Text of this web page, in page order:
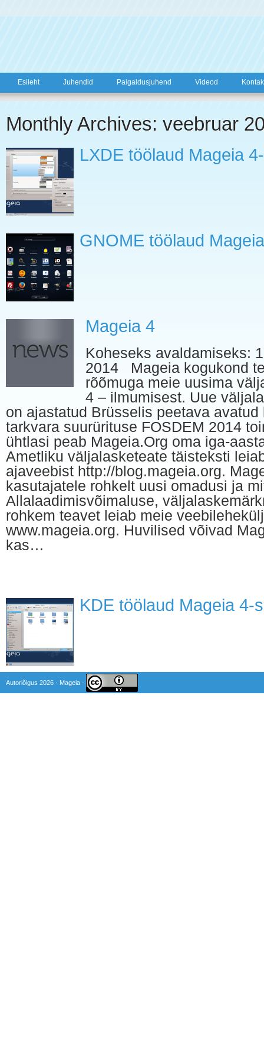
Esileht Juhendid Paigaldusjuhend Videod
Monthly Archives: veebruar
LXDE töölaud Mageia
GNOME töölaud
Mageia 4
Koheseks avaldamiseks:
2014 Mageia kogukond
rõõmuga meie uusima
4 – ilmumisest. Uue
on ajastatud Brüsselis peetava avatud
tarkvara suurürituse FOSDEM 2014
ühtlasi peab Mageia.Org oma iga-
Ametliku väljalasketeate täisteksti
ajaveebist http://blog.mageia.org.
kasutajatele rohkelt uusi omadusi ja
Allalaadimisvõimaluse,
rohkem teavet leiab meie
www.mageia.org. Huvilised võivad
kas…
KDE töölaud Mageia 4-s
Autoriõigus 2026 · Mageia ·